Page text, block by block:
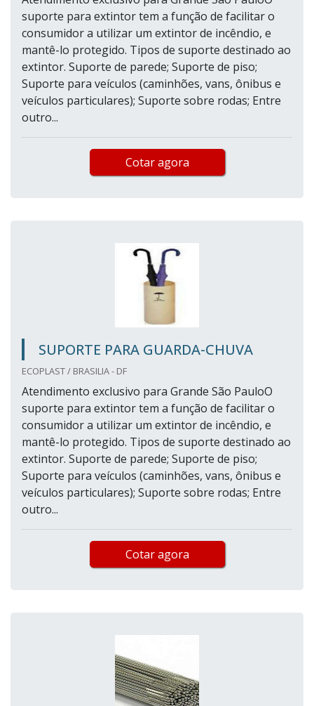
suporte para extintor tem a função de facilitar o
consumidor a utilizar um extintor de incêndio, e
mantê-lo protegido. Tipos de suporte destinado ao
extintor. Suporte de parede; Suporte de piso;
Suporte para veículos (caminhões, vans, ônibus e
veículos particulares); Suporte sobre rodas; Entre
outro...
Cotar agora
SUPORTE PARA GUARDA-CHUVA
ECOPLAST / BRASILIA - DF
Atendimento exclusivo para Grande São PauloO
suporte para extintor tem a função de facilitar o
consumidor a utilizar um extintor de incêndio, e
mantê-lo protegido. Tipos de suporte destinado ao
extintor. Suporte de parede; Suporte de piso;
Suporte para veículos (caminhões, vans, ônibus e
veículos particulares); Suporte sobre rodas; Entre
outro...
Cotar agora